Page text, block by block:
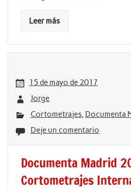
Leer más
15 de mayo de 2017
Jorge
Cortometrajes, Documenta
Deje un comentario
Documenta Madrid
Cortometrajes